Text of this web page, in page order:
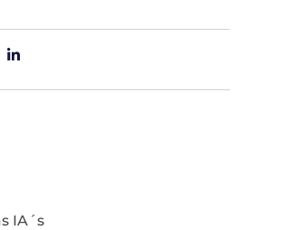
IA´s